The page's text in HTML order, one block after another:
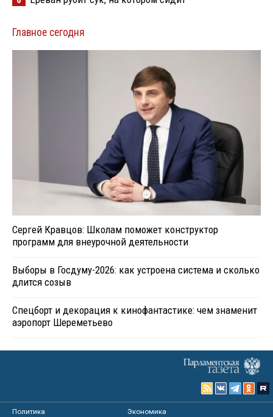
Главное сегодня
Сергей Кравцов: Школам поможет конструктор
программ для внеурочной деятельности
Выборы в Госдуму-2026: как устроена система и сколько
длится созыв
Спецборт и декорация к кинофантастике: чем знаменит
аэропорт Шереметьево
Политика
Экономика